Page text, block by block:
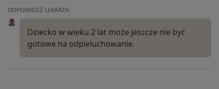
ODPOWIEDŹ LEKARZA:
Dziecko w wieku 2 lat może jeszcze nie być
gotowe na odpieluchowanie.